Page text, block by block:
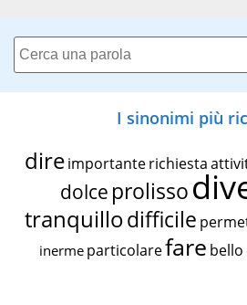
I sinonimi più
dire importante richiesta
dolce prolisso
tranquillodifficile
inerme particolarefare bello